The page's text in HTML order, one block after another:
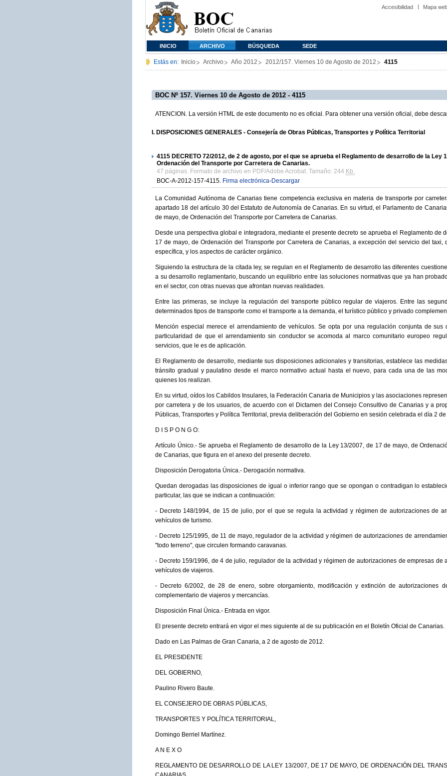
Accesibilidad Mapa
INICIO ARCHIVO BÚSQUEDA SEDE
Estás en: Inicio Archivo Año 2012 2012/157. Viernes 10 de Agosto de 2012 4115
BOC Nº 157. Viernes 10 de Agosto de 2012 - 4115
ATENCION. La versión HTML de este documento no es oficial. Para obtener una versión oficial, debe
I. DISPOSICIONES GENERALES - Consejería de Obras Públicas, Transportes y Política Territorial
4115 DECRETO 72/2012, de 2 de agosto, por el que se aprueba el Reglamento de desarrollo de la Ley
Ordenación del Transporte por Carretera de Canarias.
47 páginas. Formato de archivo en PDF/Adobe Acrobat. Tamaño: 244 Kb.
BOC-A-2012-157-4115. Firma electrónica-Descargar
La Comunidad Autónoma de Canarias tiene competencia exclusiva en materia de transporte por
apartado 18 del artículo 30 del Estatuto de Autonomía de Canarias. En su virtud, el Parlamento de
de mayo, de Ordenación del Transporte por Carretera de Canarias.
Desde una perspectiva global e integradora, mediante el presente decreto se aprueba el Reglamento de
17 de mayo, de Ordenación del Transporte por Carretera de Canarias, a excepción del servicio del taxi,
específica, y los aspectos de carácter orgánico.
Siguiendo la estructura de la citada ley, se regulan en el Reglamento de desarrollo las diferentes
a su desarrollo reglamentario, buscando un equilibrio entre las soluciones normativas que ya han
en el sector, con otras nuevas que afrontan nuevas realidades.
Entre las primeras, se incluye la regulación del transporte público regular de viajeros. Entre las
determinados tipos de transporte como el transporte a la demanda, el turístico público y privado
Mención especial merece el arrendamiento de vehículos. Se opta por una regulación conjunta de sus
particularidad de que el arrendamiento sin conductor se acomoda al marco comunitario europeo
servicios, que le es de aplicación.
El Reglamento de desarrollo, mediante sus disposiciones adicionales y transitorias, establece las
tránsito gradual y paulatino desde el marco normativo actual hasta el nuevo, para cada una de las
quienes los realizan.
En su virtud, oídos los Cabildos Insulares, la Federación Canaria de Municipios y las asociaciones
por carretera y de los usuarios, de acuerdo con el Dictamen del Consejo Consultivo de Canarias y a
Públicas, Transportes y Política Territorial, previa deliberación del Gobierno en sesión celebrada el día 2
D I S P O N G O:
Artículo Único.- Se aprueba el Reglamento de desarrollo de la Ley 13/2007, de 17 de mayo, de
de Canarias, que figura en el anexo del presente decreto.
Disposición Derogatoria Única.- Derogación normativa.
Quedan derogadas las disposiciones de igual o inferior rango que se opongan o contradigan lo
particular, las que se indican a continuación:
- Decreto 148/1994, de 15 de julio, por el que se regula la actividad y régimen de autorizaciones de
vehículos de turismo.
- Decreto 125/1995, de 11 de mayo, regulador de la actividad y régimen de autorizaciones de
"todo terreno", que circulen formando caravanas.
- Decreto 159/1996, de 4 de julio, regulador de la actividad y régimen de autorizaciones de empresas de
vehículos de viajeros.
- Decreto 6/2002, de 28 de enero, sobre otorgamiento, modificación y extinción de autorizaciones
complementario de viajeros y mercancías.
Disposición Final Única.- Entrada en vigor.
El presente decreto entrará en vigor el mes siguiente al de su publicación en el Boletín Oficial de Canarias.
Dado en Las Palmas de Gran Canaria, a 2 de agosto de 2012.
EL PRESIDENTE
DEL GOBIERNO,
Paulino Rivero Baute.
EL CONSEJERO DE OBRAS PÚBLICAS,
TRANSPORTES Y POLÍTICA TERRITORIAL,
Domingo Berriel Martínez.
A N E X O
REGLAMENTO DE DESARROLLO DE LA LEY 13/2007, DE 17 DE MAYO, DE ORDENACIÓN DEL